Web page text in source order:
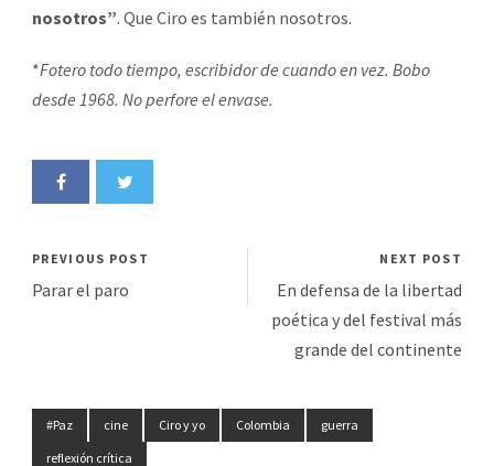
nosotros”. Que Ciro es también nosotros.
*Fotero todo tiempo, escribidor de cuando en vez. Bobo
desde 1968. No perfore el envase.
PREVIOUS POST
Parar el paro
NEXT POST
En defensa de la libertad
poética y del festival más
grande del continente
#Paz cine Ciro y yo Colombia
guerra
reflexión crítica